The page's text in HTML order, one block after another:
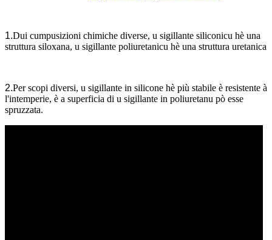
1.Dui cumpusizioni chimiche diverse, u sigillante siliconicu hè una
struttura siloxana, u sigillante poliuretanicu hè una struttura uretanica
2.Per scopi diversi, u sigillante in silicone hè più stabile è resistente à
l'intemperie, è a superficia di u sigillante in poliuretanu pò esse
spruzzata.